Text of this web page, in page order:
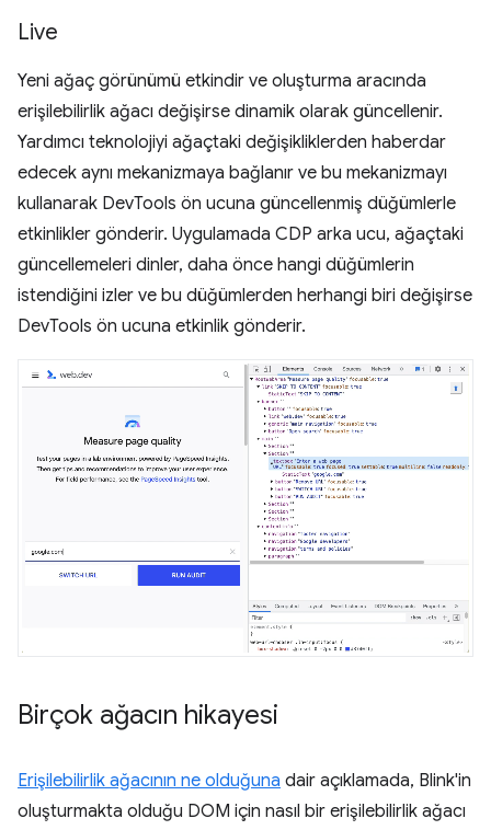
Live
Yeni ağaç görünümü etkindir ve oluşturma aracında
erişilebilirlik ağacı değişirse dinamik olarak güncellenir.
Yardımcı teknolojiyi ağaçtaki değişikliklerden haberdar
edecek aynı mekanizmaya bağlanır ve bu mekanizmayı
kullanarak DevTools ön ucuna güncellenmiş düğümlerle
etkinlikler gönderir. Uygulamada CDP arka ucu, ağaçtaki
güncellemeleri dinler, daha önce hangi düğümlerin
istendiğini izler ve bu düğümlerden herhangi biri değişirse
DevTools ön ucuna etkinlik gönderir.
Birçok ağacın hikayesi
Erişilebilirlik ağacının ne olduğuna dair açıklamada, Blink'in
oluşturmakta olduğu DOM için nasıl bir erişilebilirlik ağacı